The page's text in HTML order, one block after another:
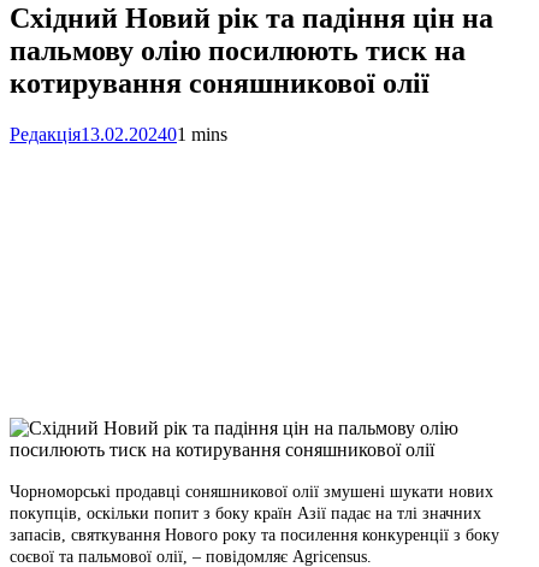
Східний Новий рік та падіння цін на
пальмову олію посилюють тиск на
котирування соняшникової олії
Редакція13.02.202401 mins
Link
Print
Чорноморські продавці соняшникової олії змушені шукати нових
покупців, оскільки попит з боку країн Азії падає на тлі значних
запасів, святкування Нового року та посилення конкуренції з боку
соєвої та пальмової олії, – повідомляє Agricensus.